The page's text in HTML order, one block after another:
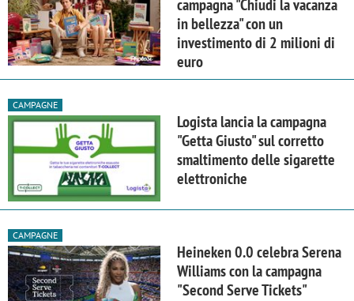
campagna "Chiudi la vacanza
in bellezza" con un
investimento di 2 milioni di
euro
CAMPAGNE
Logista lancia la campagna
"Getta Giusto" sul corretto
smaltimento delle sigarette
elettroniche
CAMPAGNE
Heineken 0.0 celebra Serena
Williams con la campagna
"Second Serve Tickets"